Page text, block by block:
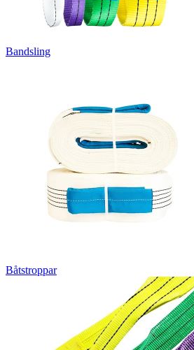
Bandsling
Båtstroppar